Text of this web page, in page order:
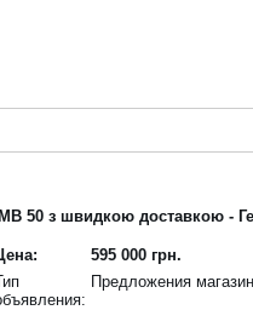
50 з швидкою доставкою -
595 000 грн.
Предложения